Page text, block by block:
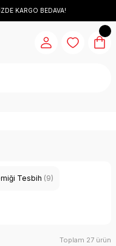
KARGO BEDAVA!
Tesbih (9)
Toplam 27 ürün